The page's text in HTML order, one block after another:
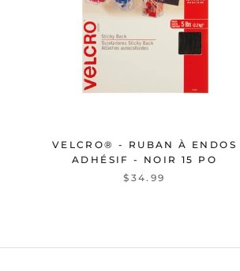
VELCRO® - RUBAN À ENDOS
ADHÉSIF - NOIR 15 PO
$34.99